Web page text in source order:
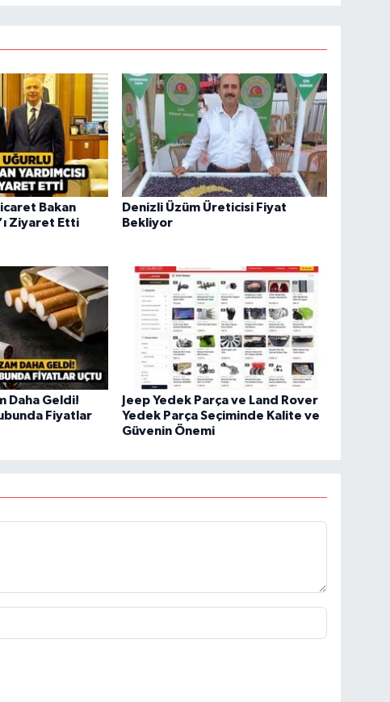
Bakan
Ziyaret Etti
Denizli Üzüm Üreticisi Fiyat
Bekliyor
Daha Geldi!
Fiyatlar
Jeep Yedek Parça ve Land Rover
Yedek Parça Seçiminde Kalite ve
Güvenin Önemi